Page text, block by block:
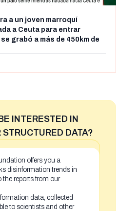
a un joven marroquí
a Ceuta para entrar
grabó a más de 450km de
INTERESTED IN
DATA?
offers you a
disinformation trends in
the reports from our
data, collected
to scientists and other